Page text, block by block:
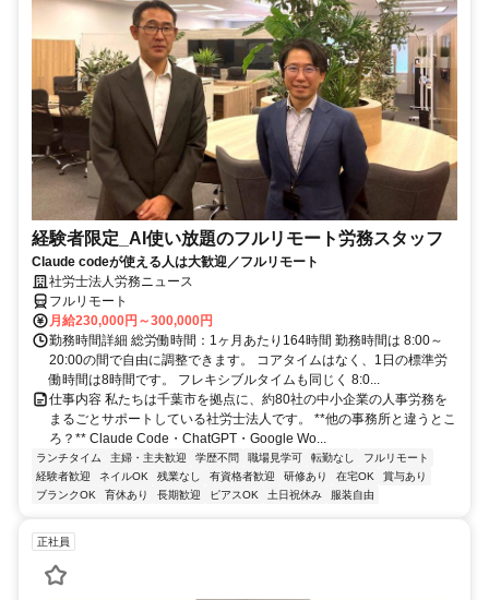
経験者限定_AI使い放題のフルリモート労務スタッフ
Claude codeが使える人は大歓迎／フルリモート
社労士法人労務ニュース
フルリモート
月給230,000円～300,000円
勤務時間詳細 総労働時間：1ヶ月あたり164時間 勤務時間は 8:00～
20:00の間で自由に調整できます。 コアタイムはなく、1日の標準労
働時間は8時間です。 フレキシブルタイムも同じく 8:0...
仕事内容 私たちは千葉市を拠点に、約80社の中小企業の人事労務を
まるごとサポートしている社労士法人です。 **他の事務所と違うとこ
ろ？** Claude Code・ChatGPT・Google Wo...
ランチタイム 主婦・主夫歓迎 学歴不問 職場見学可 転勤なし
フルリモート
経験者歓迎
ネイルOK 残業なし 有資格者歓迎 研修あり 在宅OK
賞与あり
ブランクOK
育休あり 長期歓迎 ピアスOK 土日祝休み 服装自由
正社員